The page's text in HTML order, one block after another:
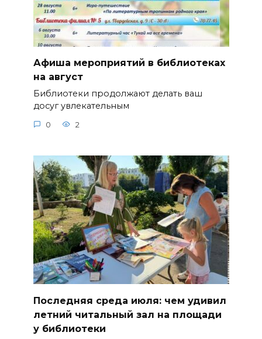
Афиша мероприятий в библиотеках
на август
Библиотеки продолжают делать ваш
досуг увлекательным
0 2
Последняя среда июля: чем удивил
летний читальный зал на площади
у библиотеки